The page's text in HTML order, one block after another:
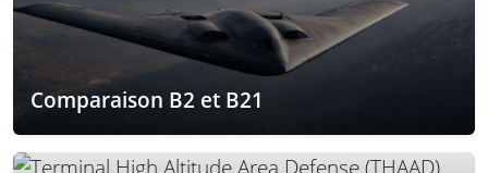
Comparaison B2 et B21